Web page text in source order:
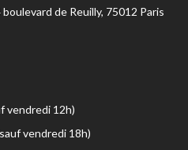
de Reuilly, 75012 Paris
vendredi 12h)
vendredi 18h)